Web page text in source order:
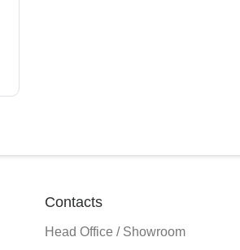
Contacts
Head Office / Showroom